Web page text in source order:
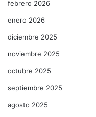
febrero 2026
enero 2026
diciembre 2025
noviembre 2025
octubre 2025
septiembre 2025
agosto 2025